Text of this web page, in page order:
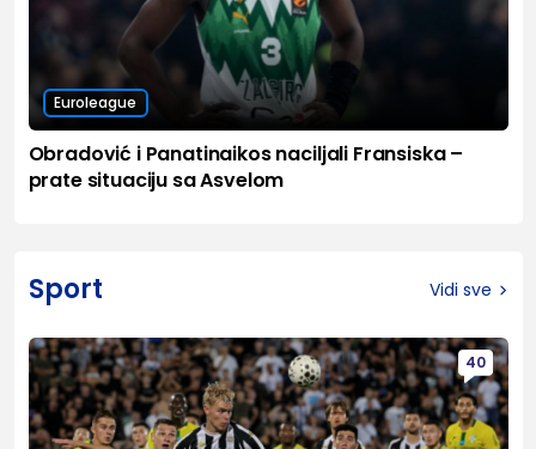
Euroleague
Obradović i Panatinaikos naciljali Fransiska –
prate situaciju sa Asvelom
Sport Vidi sve
40